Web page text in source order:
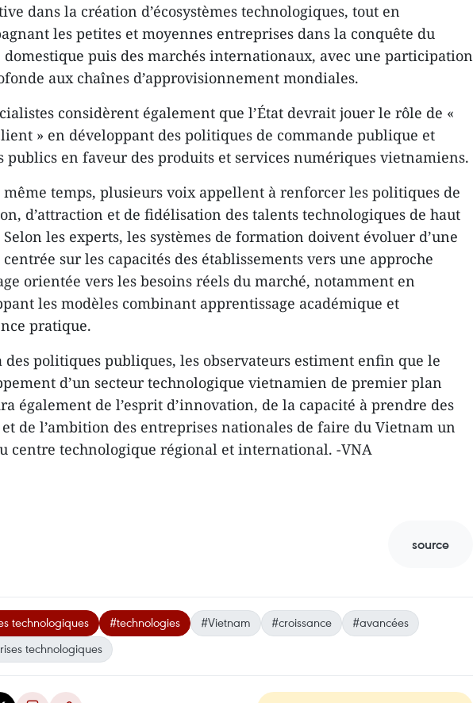
dans la création d’écosystèmes technologiques, tout en
les petites et moyennes entreprises dans la conquête du
domestique puis des marchés internationaux, avec une participation
aux chaînes d’approvisionnement mondiales.
considèrent également que l’État devrait jouer le rôle de «
» en développant des politiques de commande publique et
publics en faveur des produits et services numériques vietnamiens.
même temps, plusieurs voix appellent à renforcer les politiques de
d’attraction et de fidélisation des talents technologiques de haut
les experts, les systèmes de formation doivent évoluer d’une
sur les capacités des établissements vers une approche
orientée vers les besoins réels du marché, notamment en
les modèles combinant apprentissage académique et
pratique.
des politiques publiques, les observateurs estiment enfin que le
d’un secteur technologique vietnamien de premier plan
également de l’esprit d’innovation, de la capacité à prendre des
de l’ambition des entreprises nationales de faire du Vietnam un
centre technologique régional et international. -VNA
source
technologiques #technologies #Vietnam #croissance
#avancées
technologiques